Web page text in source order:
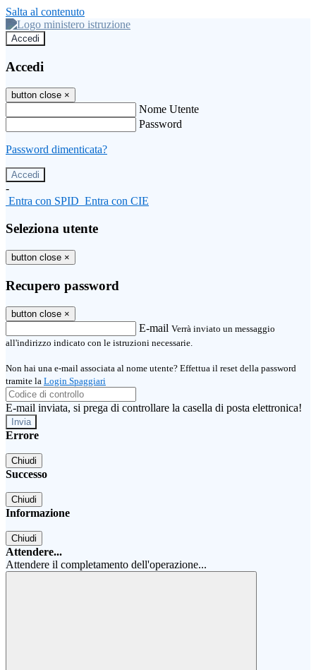
Salta al contenuto
Accedi
Accedi
button close ×
Nome Utente
Password
Password dimenticata?
-
Entra con SPID Entra con CIE
Seleziona utente
button close ×
Recupero password
button close ×
E-mail Verrà inviato un messaggio
all'indirizzo indicato con le istruzioni necessarie.
Non hai una e-mail associata al nome utente? Effettua il reset della password
tramite la Login Spaggiari
E-mail inviata, si prega di controllare la casella di posta elettronica!
Errore
Chiudi
Successo
Chiudi
Informazione
Chiudi
Attendere...
Attendere il completamento dell'operazione...